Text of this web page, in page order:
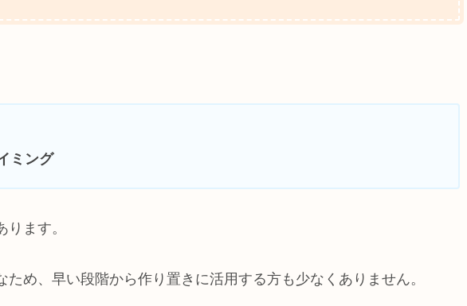
ミング
ます。
め、早い段階から作り置きに活用する方も少なくありません。